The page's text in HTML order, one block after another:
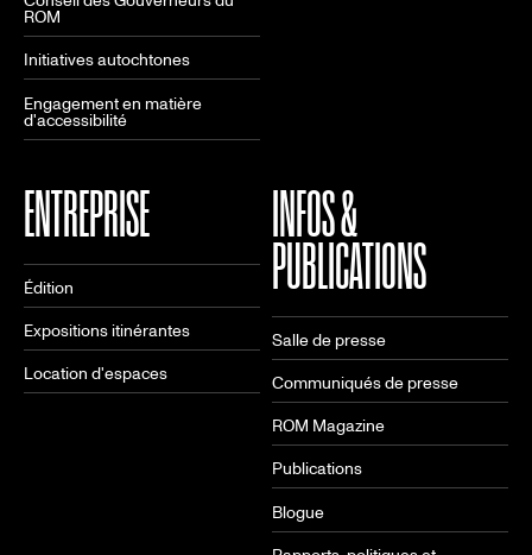
ROM
Initiatives autochtones
Engagement en matière
d'accessibilité
ENTREPRISE
Édition
Expositions itinérantes
Location d'espaces
INFOS &
PUBLICATIONS
Salle de presse
Communiqués de presse
ROM Magazine
Publications
Blogue